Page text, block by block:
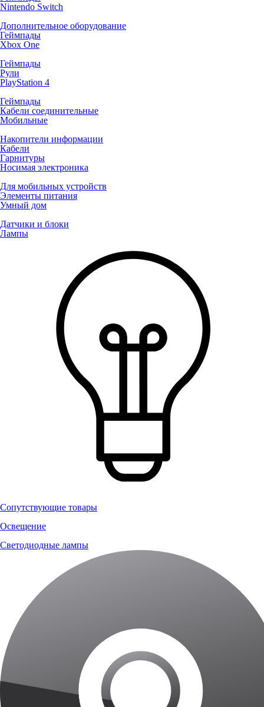
Nintendo Switch
Дополнительное оборудование
Геймпады
Xbox One
Геймпады
Рули
PlayStation 4
Геймпады
Кабели соединительные
Мобильные
Накопители информации
Кабели
Гарнитуры
Носимая электроника
Для мобильных устройств
Элементы питания
Умный дом
Датчики и блоки
Лампы
Сопутствующие товары
Освещение
Светодиодные лампы